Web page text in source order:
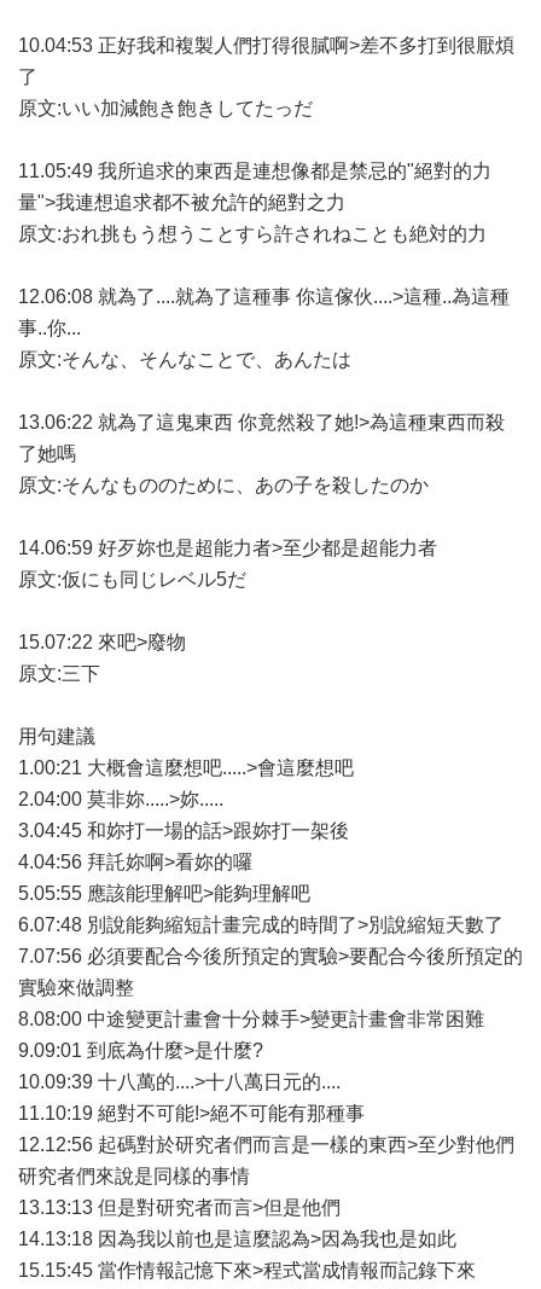
10.04:53 正好我和複製人們打得很膩啊>差不多打到很厭煩
了
原文:いい加減飽き飽きしてたっだ
11.05:49 我所追求的東西是連想像都是禁忌的"絕對的力
量">我連想追求都不被允許的絕對之力
原文:おれ挑もう想うことすら許されねことも絶対的力
12.06:08 就為了....就為了這種事 你這傢伙....>這種..為這種
事..你...
原文:そんな、そんなことで、あんたは
13.06:22 就為了這鬼東西 你竟然殺了她!>為這種東西而殺
了她嗎
原文:そんなもののために、あの子を殺したのか
14.06:59 好歹妳也是超能力者>至少都是超能力者
原文:仮にも同じレベル5だ
15.07:22 來吧>廢物
原文:三下
用句建議
1.00:21 大概會這麼想吧.....>會這麼想吧
2.04:00 莫非妳.....>妳.....
3.04:45 和妳打一場的話>跟妳打一架後
4.04:56 拜託妳啊>看妳的囉
5.05:55 應該能理解吧>能夠理解吧
6.07:48 別說能夠縮短計畫完成的時間了>別說縮短天數了
7.07:56 必須要配合今後所預定的實驗>要配合今後所預定的
實驗來做調整
8.08:00 中途變更計畫會十分棘手>變更計畫會非常困難
9.09:01 到底為什麼>是什麼?
10.09:39 十八萬的....>十八萬日元的....
11.10:19 絕對不可能!>絕不可能有那種事
12.12:56 起碼對於研究者們而言是一樣的東西>至少對他們
研究者們來說是同樣的事情
13.13:13 但是對研究者而言>但是他們
14.13:18 因為我以前也是這麼認為>因為我也是如此
15.15:45 當作情報記憶下來>程式當成情報而記錄下來